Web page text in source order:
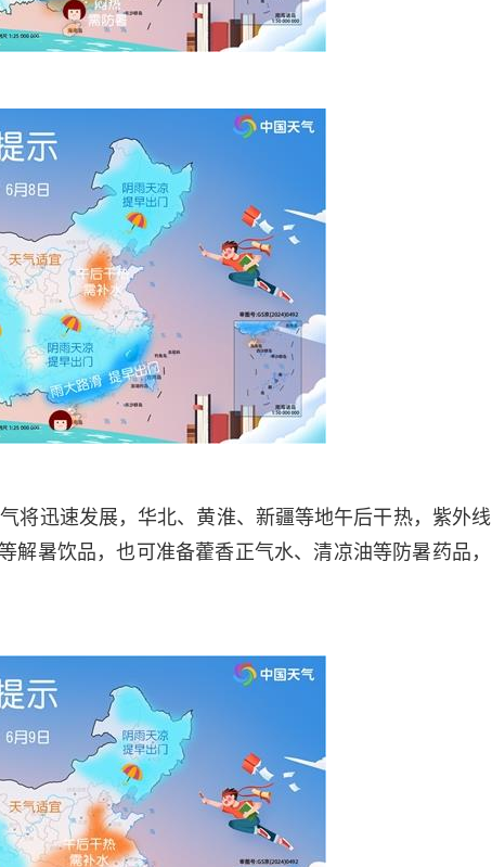
将迅速发展，华北、黄淮、新疆等地午后干热，紫外线
暑饮品，也可准备藿香正气水、清凉油等防暑药品，